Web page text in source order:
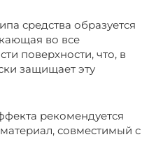
средства образуется
во все
поверхности, что, в
защищает эту
рекомендуется
совместимый с